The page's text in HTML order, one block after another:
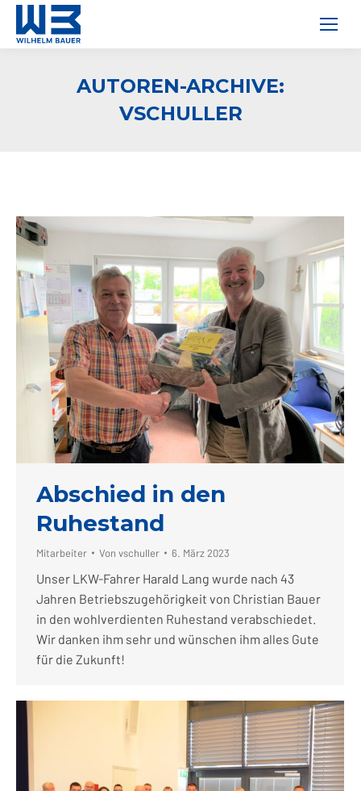
AUTOREN-ARCHIVE:
VSCHULLER
Abschied in den
Ruhestand
Mitarbeiter Von vschuller 6. März 2023
Unser LKW-Fahrer Harald Lang wurde nach 43
Jahren Betriebszugehörigkeit von Christian Bauer
in den wohlverdienten Ruhestand verabschiedet.
Wir danken ihm sehr und wünschen ihm alles Gute
für die Zukunft!